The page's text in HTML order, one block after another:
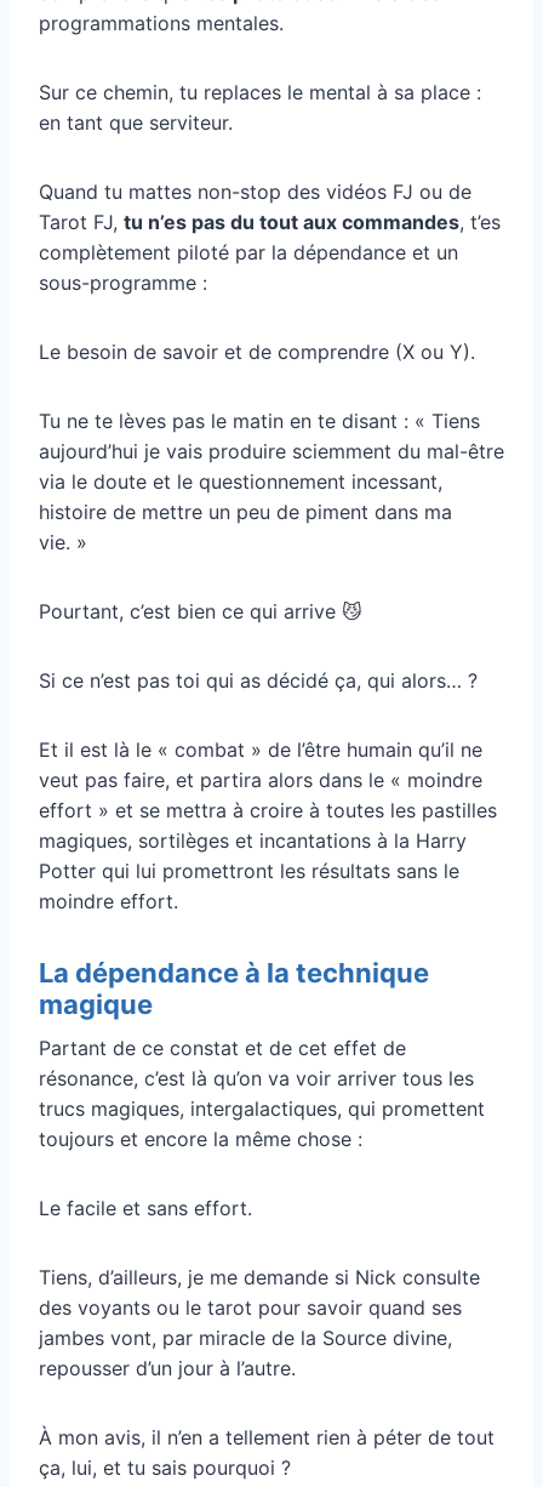
programmations mentales.
Sur ce chemin, tu replaces le mental à sa place :
en tant que serviteur.
Quand tu mattes non-stop des vidéos FJ ou de
Tarot FJ, tu n’es pas du tout aux commandes, t’es
complètement piloté par la dépendance et un
sous-programme :
Le besoin de savoir et de comprendre (X ou Y).
Tu ne te lèves pas le matin en te disant : « Tiens
aujourd’hui je vais produire sciemment du mal-être
via le doute et le questionnement incessant,
histoire de mettre un peu de piment dans ma
vie. »
Pourtant, c’est bien ce qui arrive 😼
Si ce n’est pas toi qui as décidé ça, qui alors… ?
Et il est là le « combat » de l’être humain qu’il ne
veut pas faire, et partira alors dans le « moindre
effort » et se mettra à croire à toutes les pastilles
magiques, sortilèges et incantations à la Harry
Potter qui lui promettront les résultats sans le
moindre effort.
La dépendance à la technique
magique
Partant de ce constat et de cet effet de
résonance, c’est là qu’on va voir arriver tous les
trucs magiques, intergalactiques, qui promettent
toujours et encore la même chose :
Le facile et sans effort.
Tiens, d’ailleurs, je me demande si Nick consulte
des voyants ou le tarot pour savoir quand ses
jambes vont, par miracle de la Source divine,
repousser d’un jour à l’autre.
À mon avis, il n’en a tellement rien à péter de tout
ça, lui, et tu sais pourquoi ?